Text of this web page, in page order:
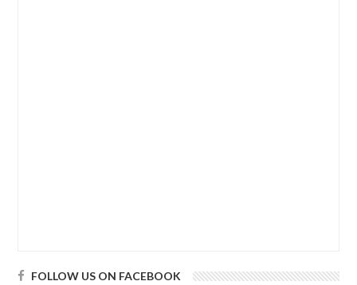
FOLLOW US ON FACEBOOK